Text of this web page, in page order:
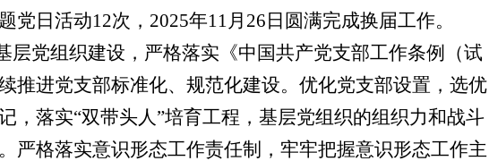
党日活动12次，2025年11月26日圆满完成换届工作。
层党组织建设，严格落实《中国共产党支部工作条例（试
推进党支部标准化、规范化建设。优化党支部设置，选优
，落实“双带头人”培育工程，基层党组织的组织力和战斗
严格落实意识形态工作责任制， 牢牢把握意识形态工作主